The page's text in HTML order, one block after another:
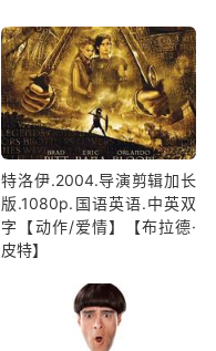
特洛伊.2004.导演剪辑加长
版.1080p.国语英语.中英双
字【动作/爱情】【布拉德·
皮特】